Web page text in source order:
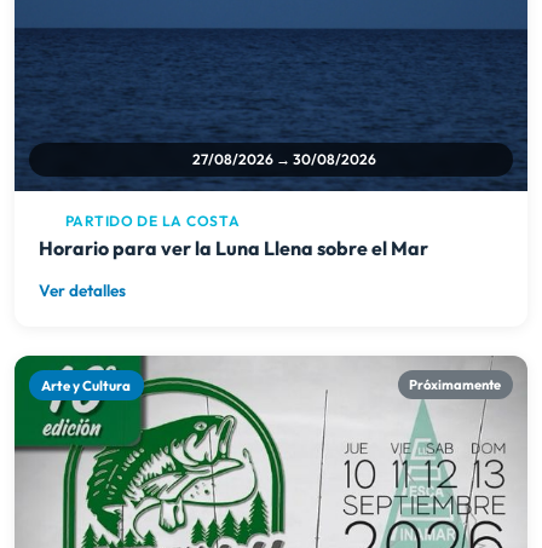
27/08/2026 → 30/08/2026
PARTIDO DE LA COSTA
Horario para ver la Luna Llena sobre el Mar
Ver detalles
Arte y Cultura Próximamente